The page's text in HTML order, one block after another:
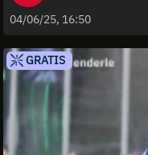
04/06/25, 16:50
GRATIS